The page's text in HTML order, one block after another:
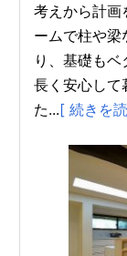
考えから計画
ームで柱や梁
り、基礎も
長く安心して
た...[ 続きを